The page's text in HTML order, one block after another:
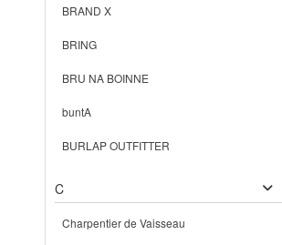
BRAND X
BRING
BRU NA BOINNE
buntA
BURLAP OUTFITTER
C
Charpentier de Vaisseau